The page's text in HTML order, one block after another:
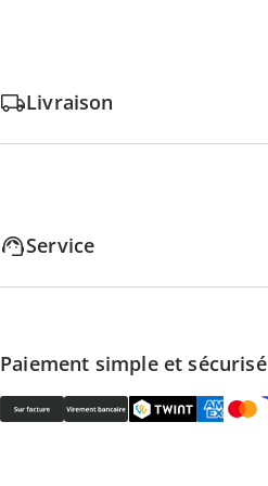
Livraison
Service
Paiement simple et sécurisé